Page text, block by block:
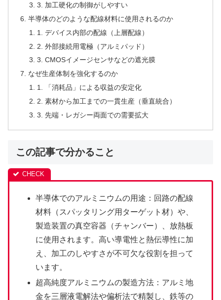
3. 加工硬化の制御がしやすい
半導体のどのような配線材料に使用されるのか
1. デバイス内部の配線（上層配線）
2. 外部接続用電極（アルミパッド）
3. CMOSイメージセンサなどの遮光膜
なぜ生産体制を強化するのか
1. 「消耗品」による収益の安定化
2. 素材から加工までの一貫生産（垂直統合）
3. 先端・レガシー両面での需要拡大
この記事で分かること
半導体でのアルミニウムの用途：回路の配線
材料（スパッタリング用ターゲット材）や、
製造装置の真空容器（チャンバー）、放熱板
に使用されます。高い導電性と熱伝導性に加
え、加工のしやすさが不可欠な役割を担って
います。
超高純度アルミニウムの製造方法：アルミ地
金を三層液電解法や偏析法で精製し、鉄等の